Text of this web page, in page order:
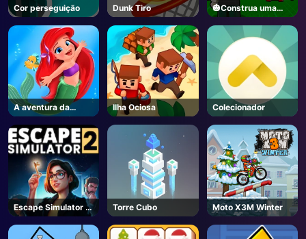
Cor perseguição Dunk Tiro
🎃Construa uma
montanha-russa🎢
- Roblox
A aventura da
pequena sereia
Ilha Ociosa Colecionador
Escape Simulator 2
- Steam
Torre Cubo Moto X3M Winter